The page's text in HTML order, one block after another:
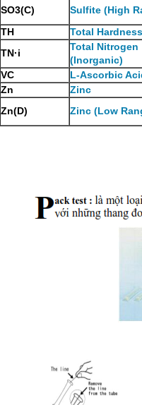
SO3(C)
Sulfite (High
TH
Total Hardness
TN·i
Total Nitrogen
(Inorganic)
VC
L-Ascorbic
Zn
Zinc
Zn(D)
Zinc (Low